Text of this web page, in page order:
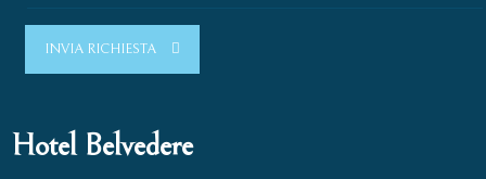
INVIA RICHIESTA
Hotel Belvedere